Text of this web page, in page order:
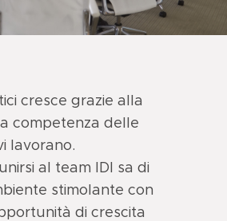
cresce grazie alla
competenza delle
lavorano.
al team IDI sa di
stimolante con
di crescita